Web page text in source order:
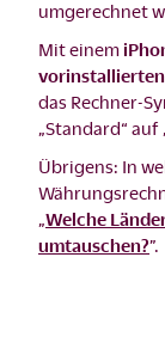
umgerechnet
Mit einem
das Rechner-
„Standard“ auf
Übrigens: In
„Welche
umtauschen?”.